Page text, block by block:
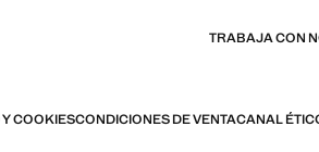
TRABAJA CON
COOKIESCONDICIONES DE VENTACANAL